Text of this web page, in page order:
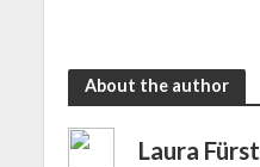
About the author
Laura Fürst